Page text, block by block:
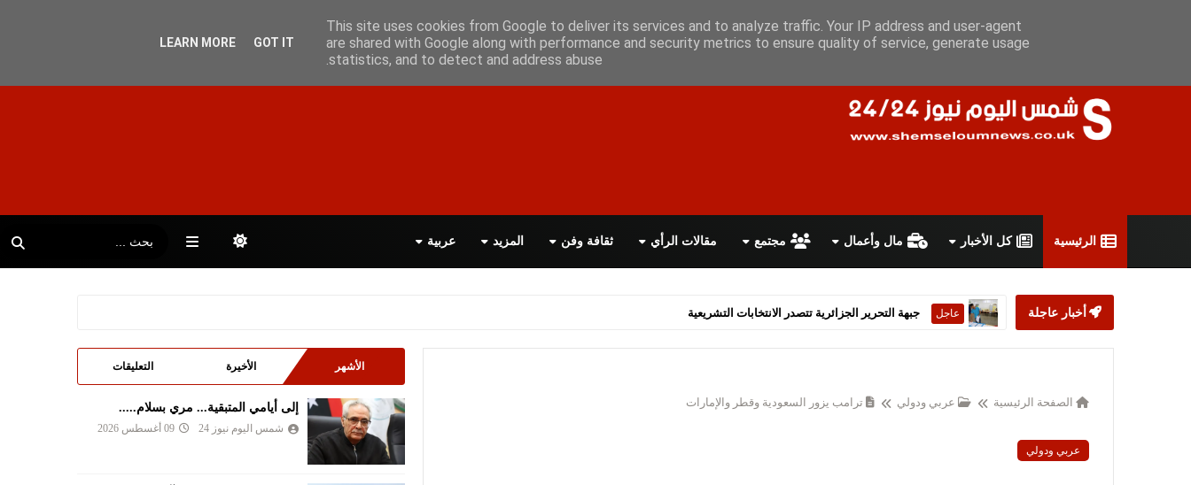
سياسة الخصوصية اتفاقية الاستخدام أعلن معانا اتصل بنا اقرأ الصحيفة PDF
الرئيسية كل الأخبار مال وأعمال مجتمع مقالات الرأي ثقافة وفن المزيد عربية
أخبار عاجلة عاجل ستارمر يعلن استقالته من رئاسة الحكومة البريطانية
الصفحة الرئيسية عربي ودولي ترامب يزور السعودية وقطر والإمارات
عربي ودولي
الأشهر الأخيرة التعليقات
إلى أيامي المتبقية... مري بسلام.....
شمس اليوم نيوز 24 09 أغسطس 2026
This site uses cookies from Google to deliver its services and to analyze traffic. Your IP address and user-agent
are shared with Google along with performance and security metrics to ensure quality of service, generate usage
statistics, and to detect and address abuse.
LEARN MORE GOT IT